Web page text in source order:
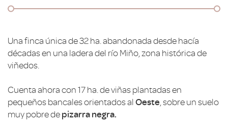
Una finca única de 32 ha. abandonada desde hacía
décadas en una ladera del río Miño, zona histórica de
viñedos.
Cuenta ahora con 17 ha. de viñas plantadas en
pequeños bancales orientados al Oeste, sobre un suelo
muy pobre de pizarra negra.